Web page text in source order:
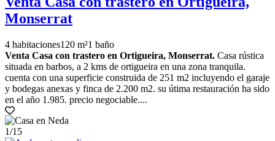
Monserrat
4 habitaciones120 m²1 baño
Venta Casa con trastero en Ortigueira, Monserrat. Casa rústica
situada en barbos, a 2 kms de ortigueira en una zona tranquila.
cuenta con una superficie construida de 251 m2 incluyendo el garaje
y bodegas anexas y finca de 2.200 m2. su útima restauración ha sido
en el año 1.985. precio negociable....
1/15